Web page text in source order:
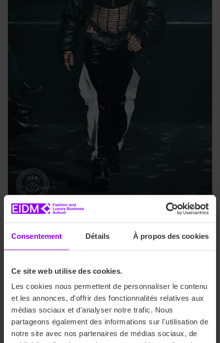
Consentement Détails À propos des cookies
Ce site web utilise des cookies.
Les cookies nous permettent de personnaliser le contenu
et les annonces, d'offrir des fonctionnalités relatives aux
médias sociaux et d'analyser notre trafic. Nous
partageons également des informations sur l'utilisation de
notre site avec nos partenaires de médias sociaux, de